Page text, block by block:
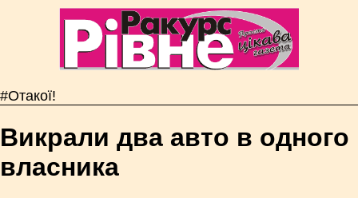
#Отакої!
Викрали два авто в одного
власника